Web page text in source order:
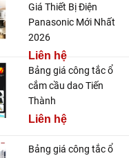
Giá Thiết Bị Điện
Panasonic Mới Nhất
2026
Liên hệ
Bảng giá công tắc ổ
cắm cầu dao Tiến
Thành
Liên hệ
Bảng giá công tắc ổ